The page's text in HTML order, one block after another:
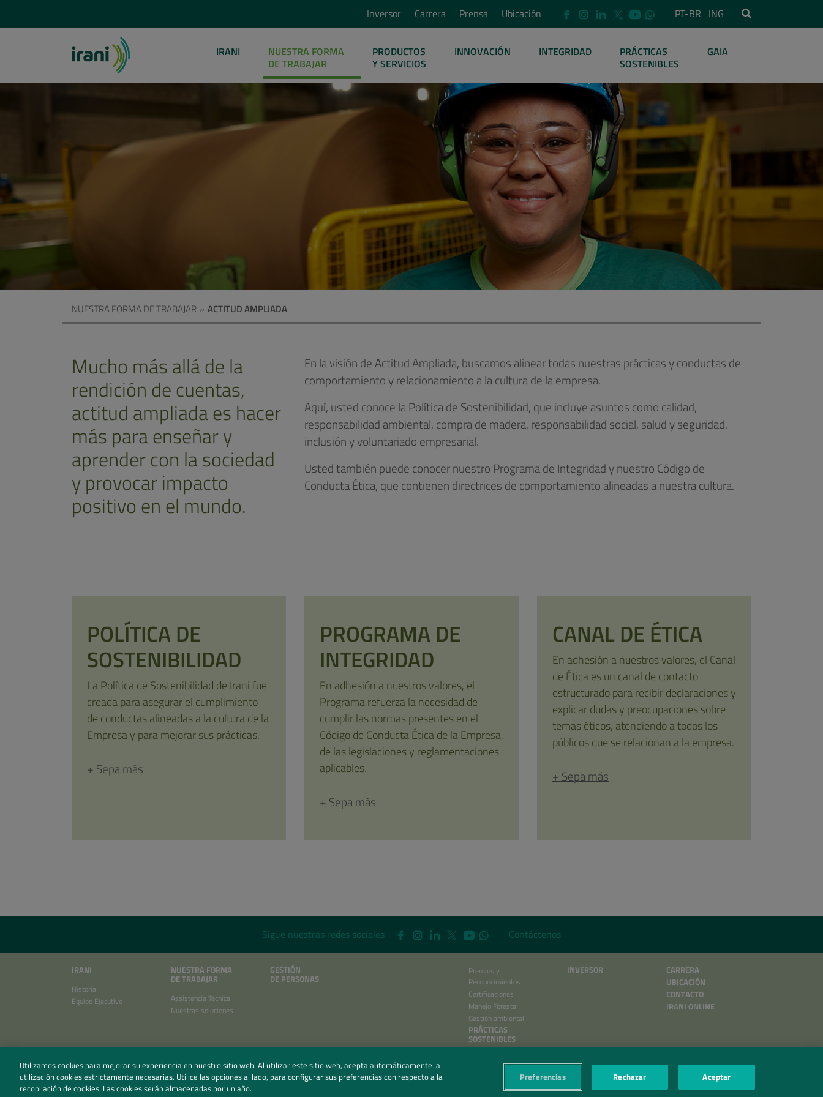
Inversor Carrera Prensa Ubicación PT-BR ING
IRANI
NUESTRA FORMA
DE TRABAJAR
PRODUCTOS
Y SERVICIOS
INNOVACIÓN INTEGRIDAD
PRÁCTICAS
SOSTENIBLES
GAIA
NUESTRA FORMA DE TRABAJAR » ACTITUD AMPLIADA
Mucho más allá de la
rendición de cuentas,
actitud ampliada es hacer
más para enseñar y
aprender con la sociedad
y provocar impacto
positivo en el mundo.
En la visión de Actitud Ampliada, buscamos alinear todas nuestras prácticas y conductas de
comportamiento y relacionamiento a la cultura de la empresa.
Aquí, usted conoce la Política de Sostenibilidad, que incluye asuntos como calidad,
responsabilidad ambiental, compra de madera, responsabilidad social, salud y seguridad,
inclusión y voluntariado empresarial.
Usted también puede conocer nuestro Programa de Integridad y nuestro Código de
Conducta Ética, que contienen directrices de comportamiento alineadas a nuestra cultura.
POLÍTICA DE
SOSTENIBILIDAD
La Política de Sostenibilidad de Irani fue
creada para asegurar el cumplimiento
de conductas alineadas a la cultura de la
Empresa y para mejorar sus prácticas.
+ Sepa más
PROGRAMA DE
INTEGRIDAD
En adhesión a nuestros valores, el
Programa refuerza la necesidad de
cumplir las normas presentes en el
Código de Conducta Ética de la Empresa,
de las legislaciones y reglamentaciones
aplicables.
+ Sepa más
CANAL DE ÉTICA
En adhesión a nuestros valores, el Canal
de Ética es un canal de contacto
estructurado para recibir declaraciones y
explicar dudas y preocupaciones sobre
temas éticos, atendiendo a todos los
públicos que se relacionan a la empresa.
+ Sepa más
Sigue nuestras redes sociales Contáctenos
IRANI
Historia
Equipo Ejecutivo
NUESTRA FORMA
DE TRABAJAR
Assistencia Tecnica
Nuestras soluciones
GESTIÓN
DE PERSONAS
Premios y
Reconocimientos
Certificaciones
Manejo Forestal
Gestión ambiental
PRÁCTICAS
SOSTENIBLES
INVERSOR
CARRERA
UBICACIÓN
CONTACTO
IRANI ONLINE
| ©2026 IRANI PAPEL E EMBALAGEM S.A.
Utilizamos cookies para mejorar su experiencia en nuestro sitio web. Al utilizar este sitio web, acepta automáticamente la
utilización cookies estrictamente necesarias. Utilice las opciones al lado, para configurar sus preferencias con respecto a la
recopilación de cookies. Las cookies serán almacenadas por un año.
Preferencias Rechazar Aceptar